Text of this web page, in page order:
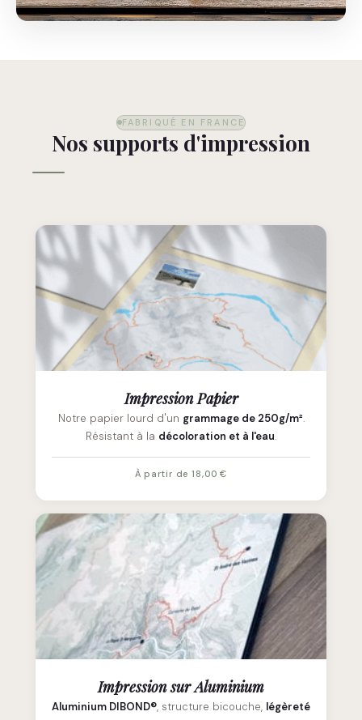
FABRIQUÉ EN FRANCE
Nos supports d'impression
Impression Papier
Notre papier lourd d'un grammage de 250g/m².
Résistant à la décoloration et à l'eau.
À partir de 18,00 €
Impression sur Aluminium
Aluminium DIBOND®, structure bicouche, légèreté